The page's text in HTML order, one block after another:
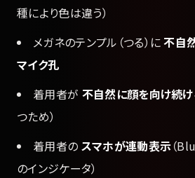
種により色は違う）
メガネのテンプル（つる）に不自
マイク孔
着用者が 不自然に顔を向け続
つため）
着用者の スマホが連動表示（
のインジケータ）